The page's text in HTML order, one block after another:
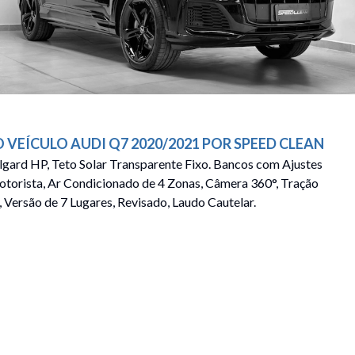
VEÍCULOAUDI Q7 2020/2021 PORSPEED CLEAN
HP, Teto Solar Transparente Fixo. Bancos com Ajustes
Ar Condicionado de 4 Zonas, Câmera 360°, Tração
de 7 Lugares, Revisado, Laudo Cautelar.